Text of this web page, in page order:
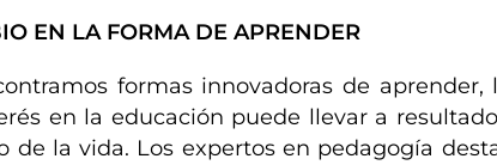
EN LA FORMA DE APRENDER
formas innovadoras de
en la educación puede llevar a
de la vida. Los expertos en pedagogía